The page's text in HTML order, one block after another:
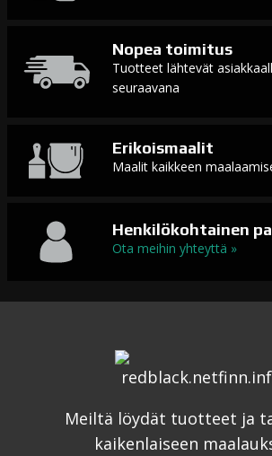
Nopea toimitus
Tuotteet lähtevät
seuraavana
Erikoismaalit
Maalit kaikkeen
Henkilökohtainen
Ota meihin yhteyttä »
Meiltä löydät tuotteet ja
kaikenlaiseen